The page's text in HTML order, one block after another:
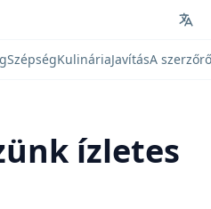
SzépségKulináriaJavításA
ízletes